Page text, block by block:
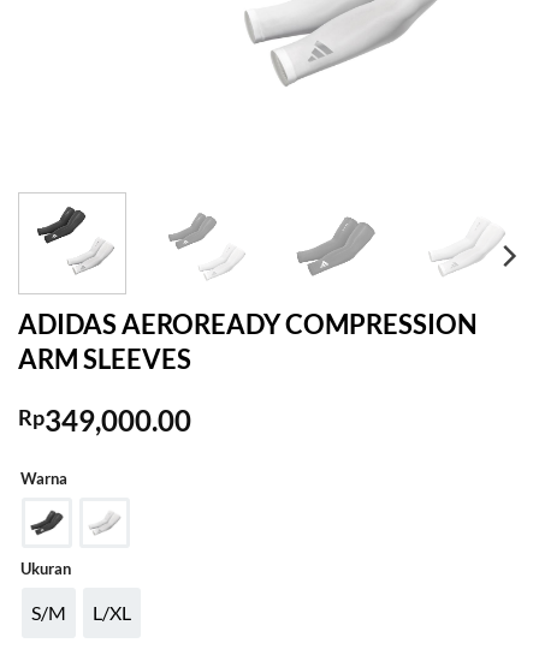
ADIDAS AEROREADY COMPRESSION
ARM SLEEVES
Rp349,000.00
Warna
Ukuran
S/M L/XL